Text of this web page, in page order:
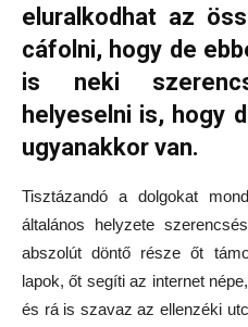
eluralkodhat az
cáfolni, hogy de
is neki
helyeselni is, hogy
ugyanakkor van.
Tisztázandó a dolgokat
általános helyzete
abszolút döntő része őt
lapok, őt segíti az internet
és rá is szavaz az ellenzéki